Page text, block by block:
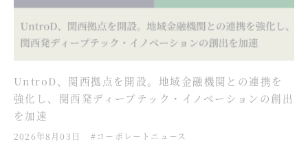
UntroD、関西拠点を開設。地域金融機関との連携を
強化し、関西発ディープテック・イノベーションの創出
を加速
2026年8月03日 #コーポレートニュース